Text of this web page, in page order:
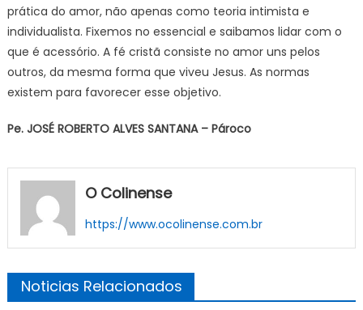
prática do amor, não apenas como teoria intimista e
individualista. Fixemos no essencial e saibamos lidar com o
que é acessório. A fé cristã consiste no amor uns pelos
outros, da mesma forma que viveu Jesus. As normas
existem para favorecer esse objetivo.
Pe. JOSÉ ROBERTO ALVES SANTANA – Pároco
O Colinense
https://www.ocolinense.com.br
Noticias Relacionados